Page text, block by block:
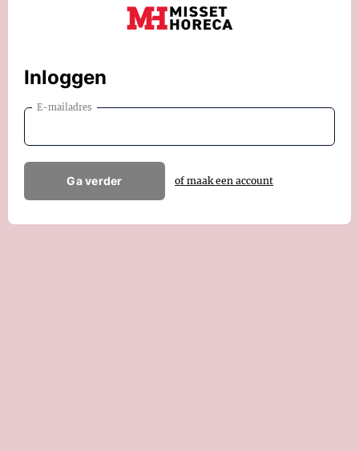
Inloggen
E-mailadres
Ga verder of maak een account